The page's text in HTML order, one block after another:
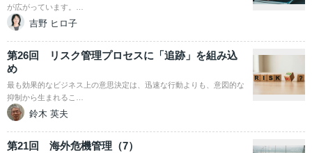
が広がっています。…
吉野 ヒロ子
第26回 リスク管理プロセスに「追跡」を組み込
め
最も効果的なビジネス上の意思決定は、迅速な行動よりも、意図的な
抑制から生まれるこ…
鈴木 英夫
第21回 海外危機管理（7）